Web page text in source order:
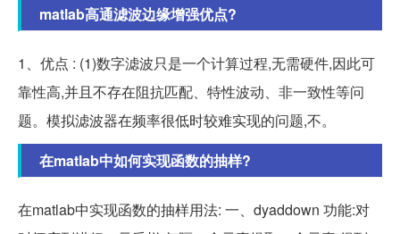
matlab高通滤波边缘增强优点?
1、优点 : (1)数字滤波只是一个计算过程,无需硬件,因此可
靠性高,并且不存在阻抗匹配、特性波动、非一致性等问
题。模拟滤波器在频率很低时较难实现的问题,不。
在matlab中如何实现函数的抽样?
在matlab中实现函数的抽样用法: 一、dyaddown 功能:对